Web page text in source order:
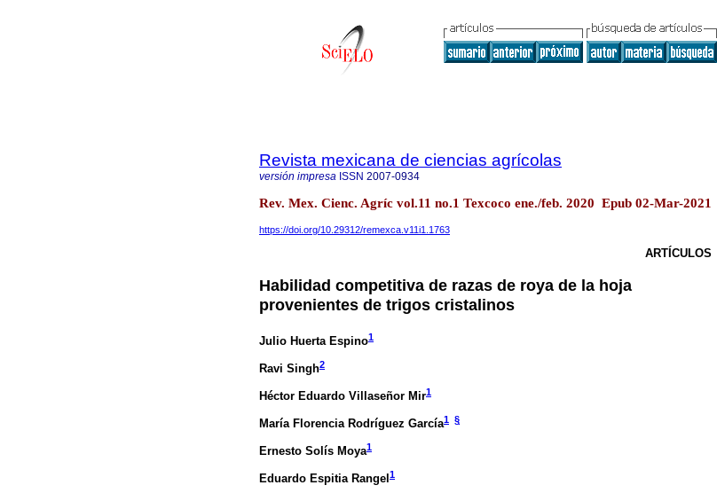
Revista mexicana de ciencias agrícolas
versión impresa ISSN 2007-0934
Rev. Mex. Cienc. Agríc vol.11 no.1 Texcoco ene./feb. 2020 Epub 02-Mar-2021
https://doi.org/10.29312/remexca.v11i1.1763
ARTÍCULOS
Habilidad competitiva de razas de roya de la hoja
provenientes de trigos cristalinos
Julio Huerta Espino1
Ravi Singh2
Héctor Eduardo Villaseñor Mir1
María Florencia Rodríguez García1 §
Ernesto Solís Moya1
Eduardo Espitia Rangel 1